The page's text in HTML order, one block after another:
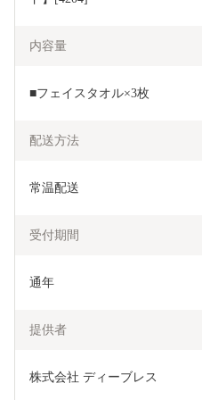
内容量
■フェイスタオル×3枚
配送方法
常温配送
受付期間
通年
提供者
株式会社 ディーブレス